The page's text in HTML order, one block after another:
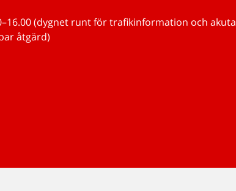
(dygnet runt för trafikinformation och akuta
åtgärd)